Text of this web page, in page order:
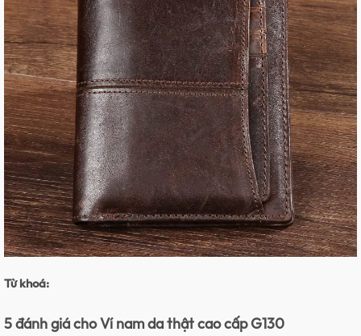
Từ khoá:
5 đánh giá choVí nam da thật cao cấp G130